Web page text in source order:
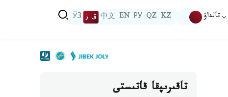
تالداۋ KZ
QZ
РУ
EN
中文 ق ز ЎЗ
تاقىرىپقا قاتىستى